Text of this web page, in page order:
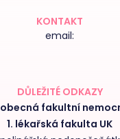
KONTAKT
email:
DŮLEŽITÉ ODKAZY
fakultní
1. lékařská fakulta UK